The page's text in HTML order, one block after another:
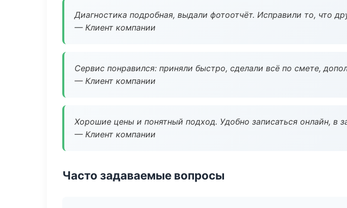
Диагностика подробная, выдали фотоотчёт. Исправили то, что
— Клиент компании
Сервис понравился: приняли быстро, сделали всё по смете,
— Клиент компании
Хорошие цены и понятный подход. Удобно записаться онлайн, в
— Клиент компании
Часто задаваемые вопросы